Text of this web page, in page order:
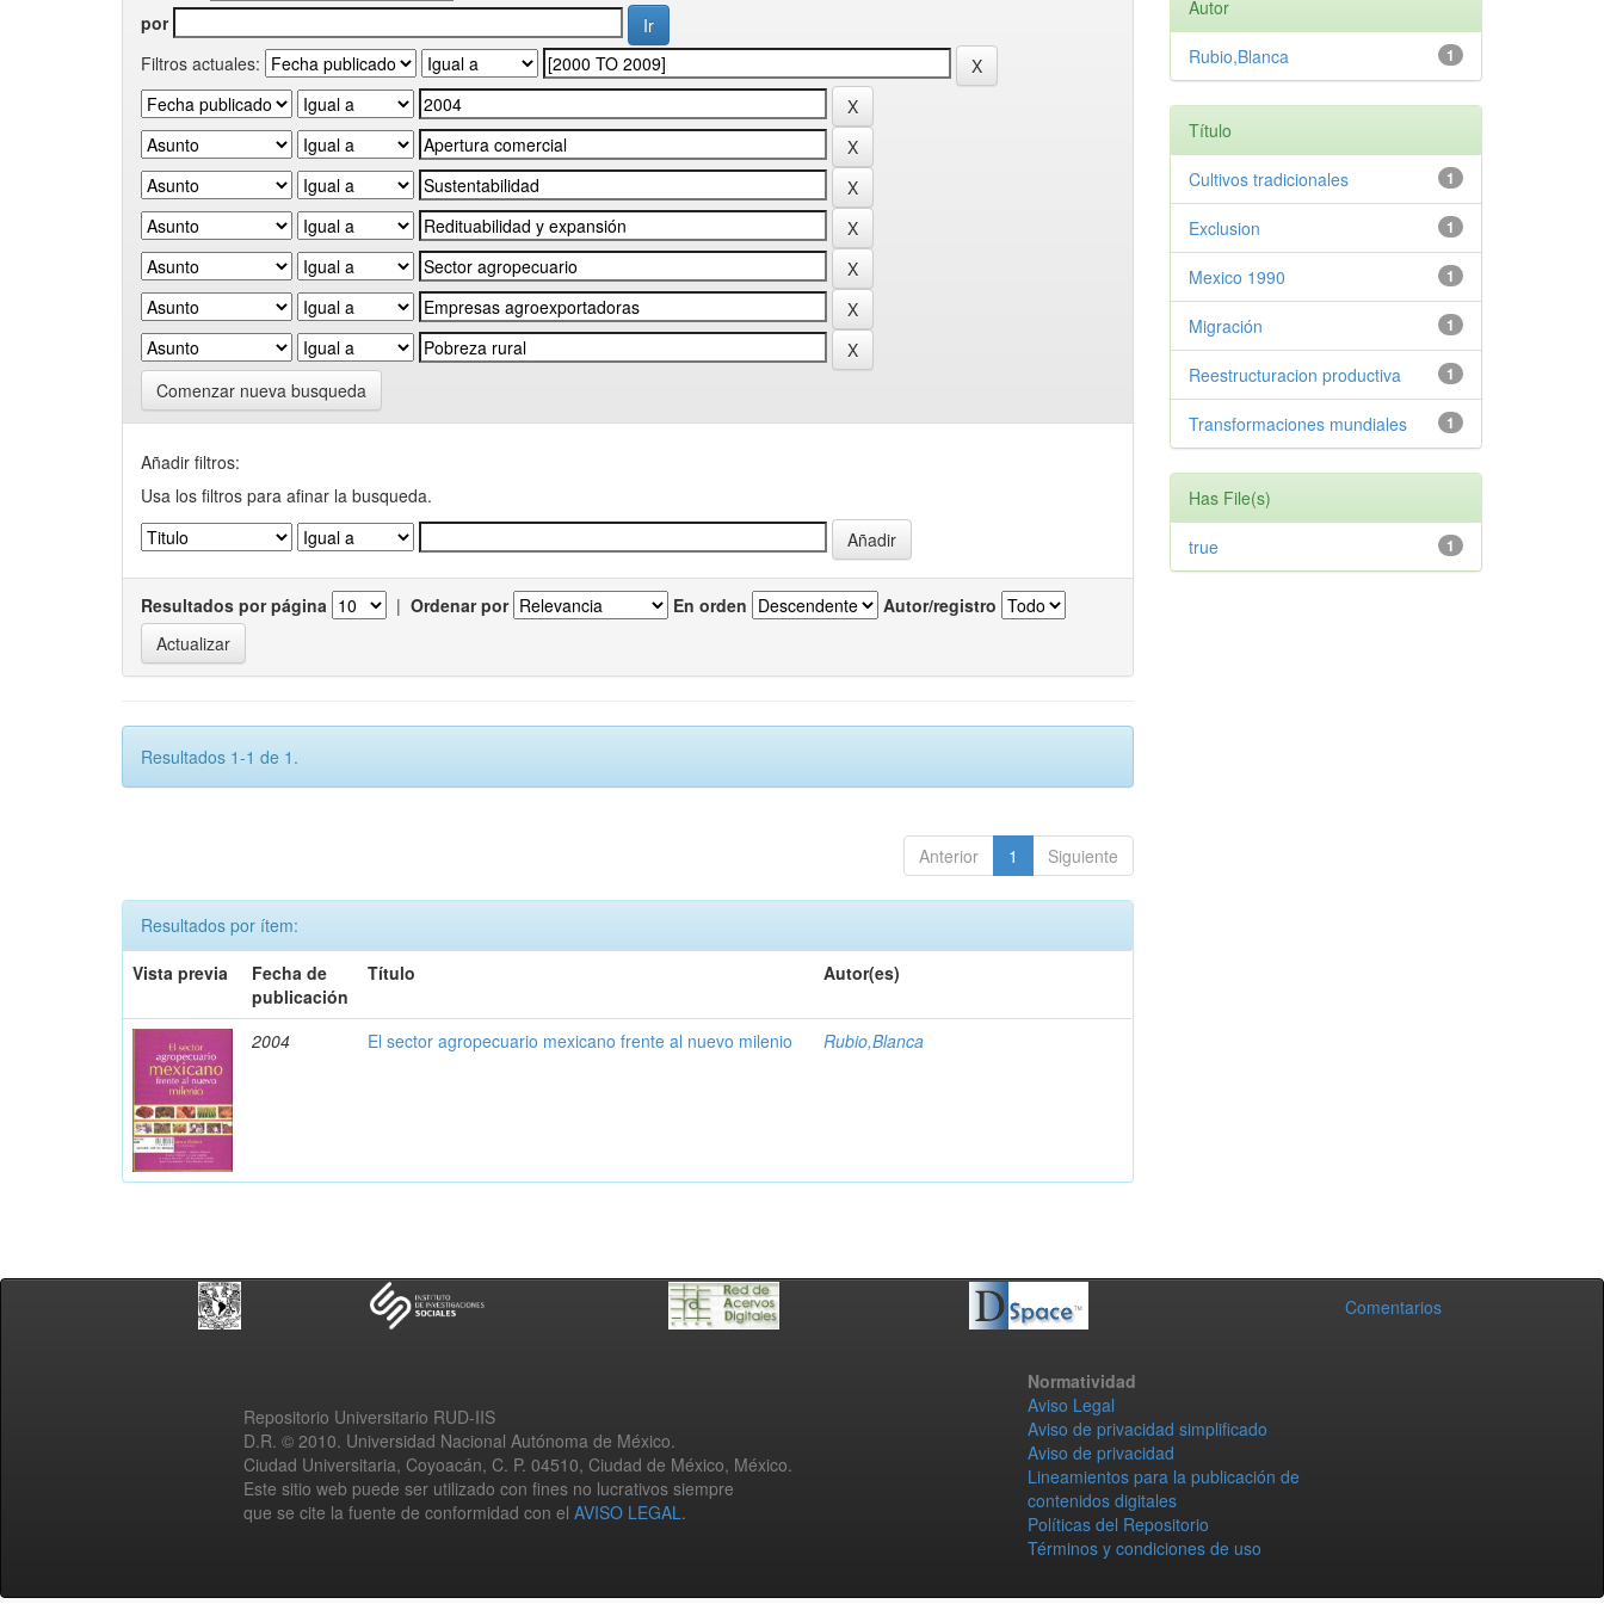
por
Filtros actuales:
Comenzar nueva busqueda
Añadir filtros:
Usa los filtros para afinar la busqueda.
Resultados por página | Ordenar por En orden Autor/registro
Resultados 1-1 de 1.
Anterior 1 Siguiente
Resultados por ítem:
Vista previa
Fecha de
publicación
Título Autor(es)
2004 El sector agropecuario mexicano frente al nuevo milenio Rubio,Blanca
Autor
1
Rubio,Blanca
Título
1
Cultivos tradicionales
1
Exclusion
1
Mexico 1990
1
Migración
1
Reestructuracion productiva
1
Transformaciones mundiales
Has File(s)
1
true
Comentarios
Repositorio Universitario RUD-IIS
D.R. © 2010. Universidad Nacional Autónoma de México.
Ciudad Universitaria, Coyoacán, C. P. 04510, Ciudad de México, México.
Este sitio web puede ser utilizado con fines no lucrativos siempre
que se cite la fuente de conformidad con el AVISO LEGAL.
Normatividad
Aviso Legal
Aviso de privacidad simplificado
Aviso de privacidad
Lineamientos para la publicación de
contenidos digitales
Políticas del Repositorio
Términos y condiciones de uso